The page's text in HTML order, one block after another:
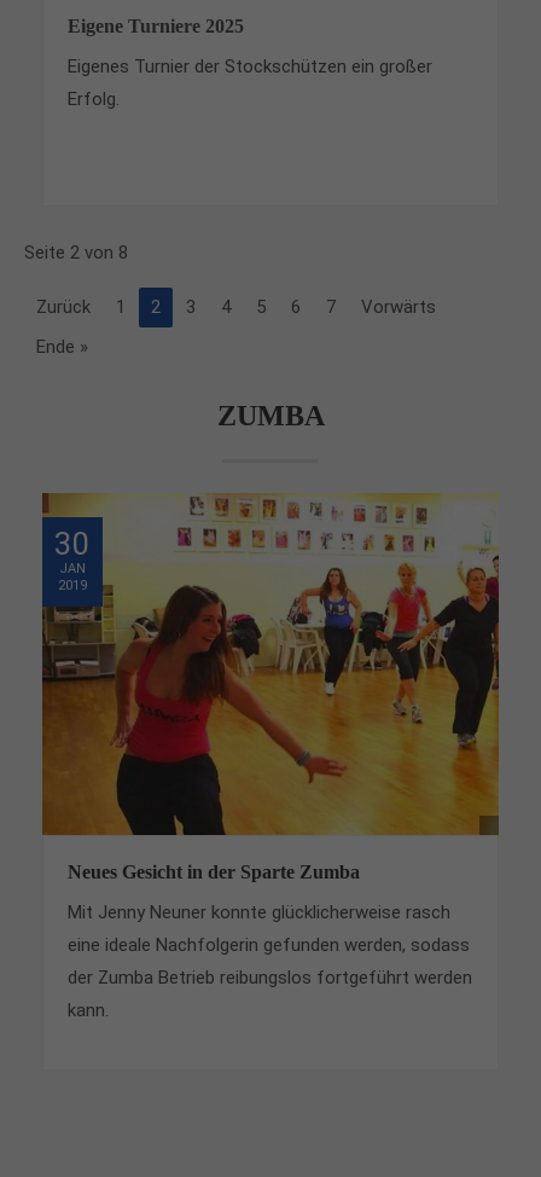
Eigene Turniere 2025
Eigenes Turnier der Stockschützen ein großer
Erfolg.
Seite 2 von 8
Zurück 1 2 3 4 5 6 7
Vorwärts
Ende »
ZUMBA
30
JAN
2019
Neues Gesicht in der Sparte Zumba
Mit Jenny Neuner konnte glücklicherweise rasch
eine ideale Nachfolgerin gefunden werden, sodass
der Zumba Betrieb reibungslos fortgeführt werden
kann.